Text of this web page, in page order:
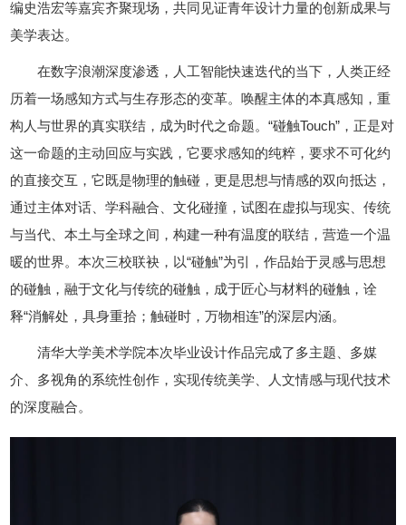
编史浩宏等嘉宾齐聚现场，共同见证青年设计力量的创新成果与
美学表达。
在数字浪潮深度渗透，人工智能快速迭代的当下，人类正经
历着一场感知方式与生存形态的变革。唤醒主体的本真感知，重
构人与世界的真实联结，成为时代之命题。“碰触Touch”，正是对
这一命题的主动回应与实践，它要求感知的纯粹，要求不可化约
的直接交互，它既是物理的触碰，更是思想与情感的双向抵达，
通过主体对话、学科融合、文化碰撞，试图在虚拟与现实、传统
与当代、本土与全球之间，构建一种有温度的联结，营造一个温
暖的世界。本次三校联袂，以“碰触”为引，作品始于灵感与思想
的碰触，融于文化与传统的碰触，成于匠心与材料的碰触，诠
释“消解处，具身重拾；触碰时，万物相连”的深层内涵。
清华大学美术学院本次毕业设计作品完成了多主题、多媒
介、多视角的系统性创作，实现传统美学、人文情感与现代技术
的深度融合。